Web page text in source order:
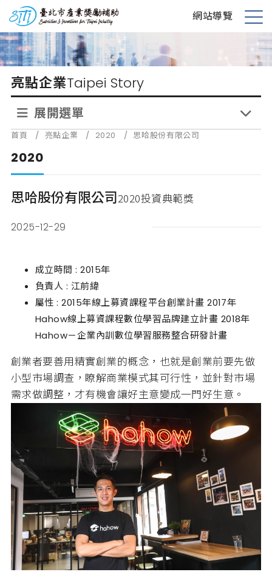
到
主
要
內
台北市產業獎勵補助 網站導覽
展
選
單
亮點企業Taipei Story
展開選單
首頁 / 亮點企業 / 2020 / 思哈股份有限公司
2020
思哈股份有限公司2020投資典範獎
2025-12-29
成立時間 : 2015年
負責人 : 江前緯
屬性 : 2015年線上募資課程平台創業計畫 2017年
Hahow線上募資課程數位學習品牌建立計畫 2018年
Hahow－企業內訓數位學習服務整合研發計畫
創業者要善用精實創業的概念，也就是創業前要先做
小型市場調查，瞭解商業模式其可行性，並針對市場
需求做調整，才有機會讓好主意變成一門好生意。